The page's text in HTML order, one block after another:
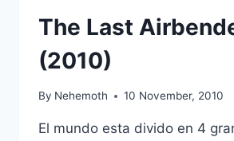
The Last
(2010)
By Nehemoth 10 November, 2010
El mundo esta divido en 4